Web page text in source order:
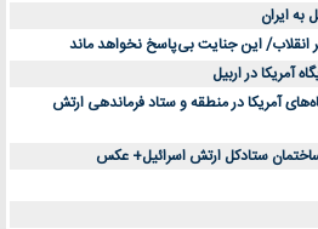
به ایران
انقلاب/ این جنایت بی‌پاسخ نخواهد ماند
آمریکا در اربیل
27 نقطه از پایگاه‌های آمریکا در منطقه و ستاد فرماندهی ارتش
ستادکل ارتش اسرائیل+ عکس